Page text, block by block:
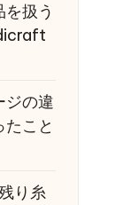
扱う
ジの違
こと
り糸